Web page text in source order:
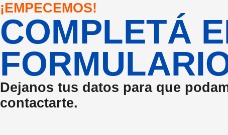
¡EMPECEMOS!
COMPLETÁ
Dejanos tus datos para que
contactarte.